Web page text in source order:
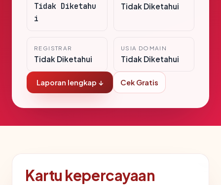
Tidak Diketahu
i
Tidak Diketahui
REGISTRAR
Tidak Diketahui
USIA DOMAIN
Tidak Diketahui
Laporan lengkap ↓ Cek Gratis
Kartu kepercayaan